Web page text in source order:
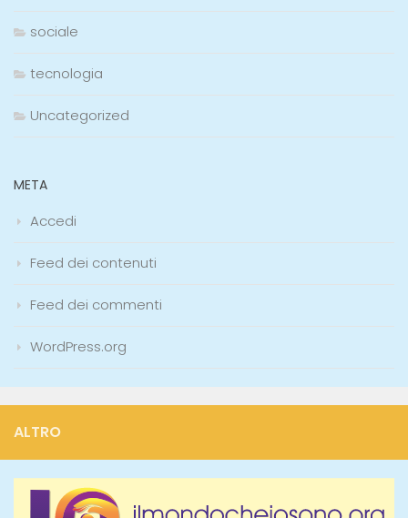
sociale
tecnologia
Uncategorized
META
Accedi
Feed dei contenuti
Feed dei commenti
WordPress.org
ALTRO